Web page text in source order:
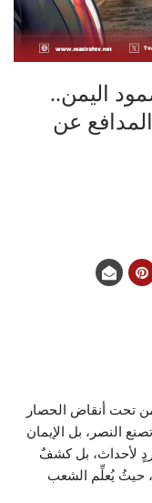
اليمن..
عن
تحت أنقاض الحصار
النصر، بل الإيمان
لأحداث، بل كشفٌ
حيثُ يُعلِّم الشعب